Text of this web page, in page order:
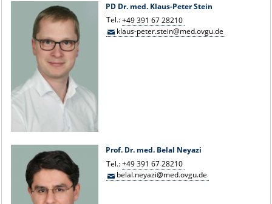
PD Dr. med. Klaus-Peter Stein
Tel.:+49 391 67 28210
klaus-peter.stein@med.ovgu.de
Prof. Dr. med. Belal Neyazi
Tel.:+49 391 67 28210
belal.neyazi@med.ovgu.de